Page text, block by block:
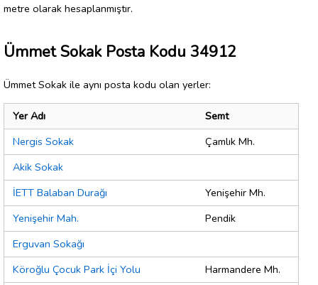
metre olarak hesaplanmıştır.
Ümmet Sokak Posta Kodu 34912
Ümmet Sokak ile aynı posta kodu olan yerler:
Yer Adı
Semt
Nergis Sokak
Çamlık Mh.
Akik Sokak
İETT Balaban Durağı
Yenişehir Mh.
Yenişehir Mah.
Pendik
Erguvan Sokağı
Köroğlu Çocuk Park İçi Yolu
Harmandere Mh.